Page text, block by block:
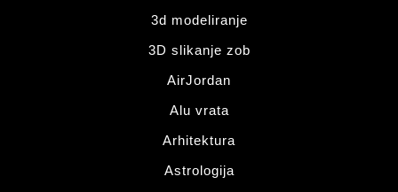
3d modeliranje
3D slikanje zob
AirJordan
Alu vrata
Arhitektura
Astrologija